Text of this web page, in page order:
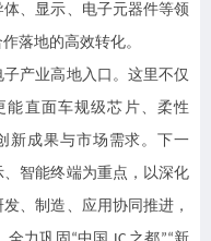
、显示、电子元器件等领
落地的高效转化。
产业高地入口。这里不仅
能直面车规级芯片、柔性
新成果与市场需求。下一
智能终端为重点，以深化
、制造、应用协同推进，